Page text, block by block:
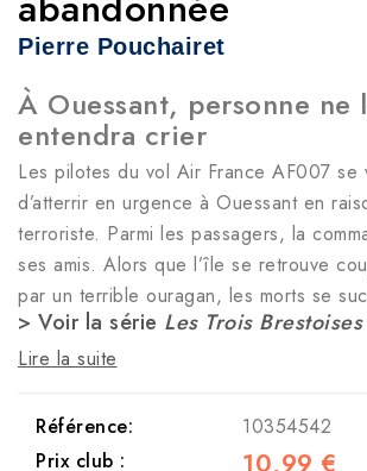
Pierre Pouchairet
À Ouessant, personne ne
entendra crier
Les pilotes du vol Air France AF007 se
d’atterrir en urgence à Ouessant en
terroriste. Parmi les passagers, la
ses amis. Alors que l’île se retrouve
par un terrible ouragan, les morts se
> Voir la série Les Trois Brestoises
Lire la suite
Référence:
10354542
Prix club :